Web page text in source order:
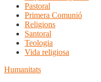
Pastoral
Primera Comunió
Religions
Santoral
Teologia
Vida religiosa
Humanitats